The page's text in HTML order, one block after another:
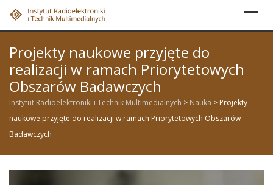
Skip
Projekty naukowe przyjęte do
realizacji w ramach Priorytetowych
Obszarów Badawczych
Instytut Radioelektroniki i Technik Multimedialnych > Nauka > Projekty
naukowe przyjęte do realizacji w ramach Priorytetowych Obszarów
Badawczych